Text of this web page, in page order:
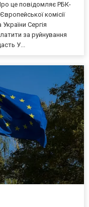
це повідомляє РБК-
комісії
Сергія
за руйнування
У...